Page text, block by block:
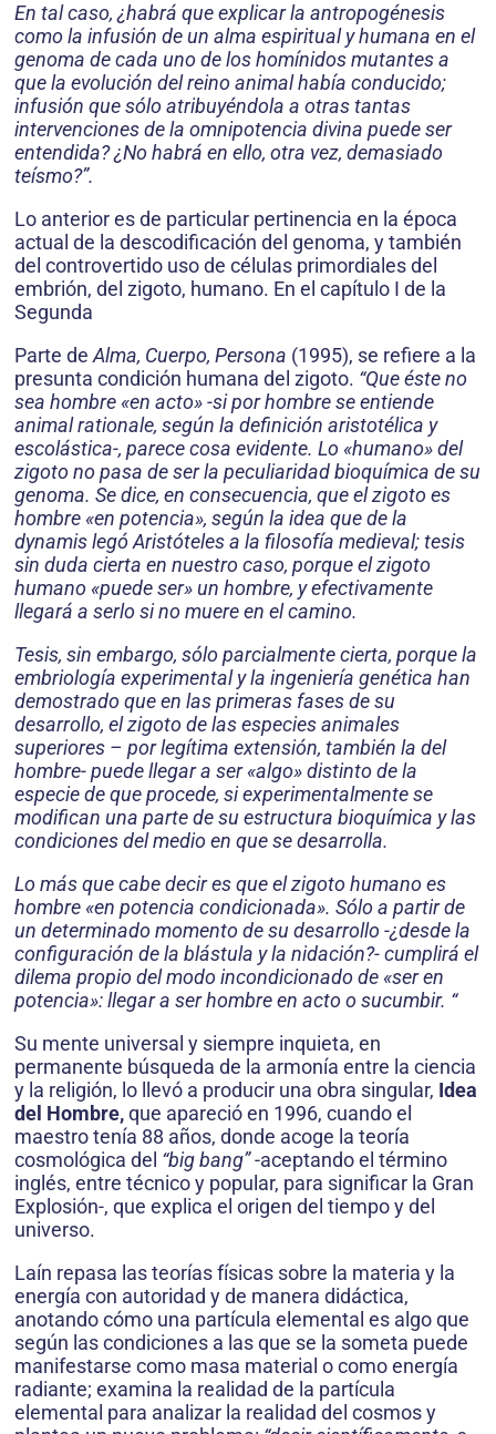
En tal caso, ¿habrá que explicar la antropogénesis
como la infusión de un alma espiritual y humana en el
genoma de cada uno de los homínidos mutantes a
que la evolución del reino animal había conducido;
infusión que sólo atribuyéndola a otras tantas
intervenciones de la omnipotencia divina puede ser
entendida? ¿No habrá en ello, otra vez, demasiado
teísmo?”.
Lo anterior es de particular pertinencia en la época
actual de la descodificación del genoma, y también
del controvertido uso de células primordiales del
embrión, del zigoto, humano. En el capítulo I de la
Segunda
Parte de Alma, Cuerpo, Persona (1995), se refiere a la
presunta condición humana del zigoto. “Que éste no
sea hombre «en acto» -si por hombre se entiende
animal rationale, según la definición aristotélica y
escolástica-, parece cosa evidente. Lo «humano» del
zigoto no pasa de ser la peculiaridad bioquímica de su
genoma. Se dice, en consecuencia, que el zigoto es
hombre «en potencia», según la idea que de la
dynamis legó Aristóteles a la filosofía medieval; tesis
sin duda cierta en nuestro caso, porque el zigoto
humano «puede ser» un hombre, y efectivamente
llegará a serlo si no muere en el camino.
Tesis, sin embargo, sólo parcialmente cierta, porque la
embriología experimental y la ingeniería genética han
demostrado que en las primeras fases de su
desarrollo, el zigoto de las especies animales
superiores – por legítima extensión, también la del
hombre- puede llegar a ser «algo» distinto de la
especie de que procede, si experimentalmente se
modifican una parte de su estructura bioquímica y las
condiciones del medio en que se desarrolla.
Lo más que cabe decir es que el zigoto humano es
hombre «en potencia condicionada». Sólo a partir de
un determinado momento de su desarrollo -¿desde la
configuración de la blástula y la nidación?- cumplirá el
dilema propio del modo incondicionado de «ser en
potencia»: llegar a ser hombre en acto o sucumbir. “
Su mente universal y siempre inquieta, en
permanente búsqueda de la armonía entre la ciencia
y la religión, lo llevó a producir una obra singular, Idea
del Hombre,que apareció en 1996, cuando el
maestro tenía 88 años, donde acoge la teoría
cosmológica del “big bang”-aceptando el término
inglés, entre técnico y popular, para significar la Gran
Explosión-, que explica el origen del tiempo y del
universo.
Laín repasa las teorías físicas sobre la materia y la
energía con autoridad y de manera didáctica,
anotando cómo una partícula elemental es algo que
según las condiciones a las que se la someta puede
manifestarse como masa material o como energía
radiante; examina la realidad de la partícula
elemental para analizar la realidad del cosmos y